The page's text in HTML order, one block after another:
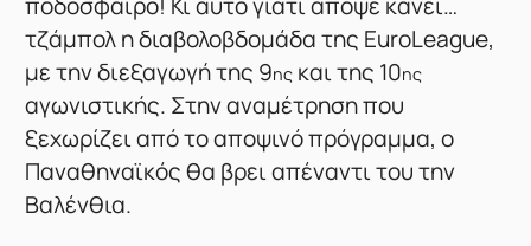
ποδόσφαιρο! Κι αυτό γιατί απόψε κάνει…
τζάμπολ η διαβολοβδομάδα της EuroLeague,
με την διεξαγωγή της 9ης και της 10ης
αγωνιστικής. Στην αναμέτρηση που
ξεχωρίζει από το αποψινό πρόγραμμα, ο
Παναθηναϊκός θα βρει απέναντι του την
Βαλένθια.